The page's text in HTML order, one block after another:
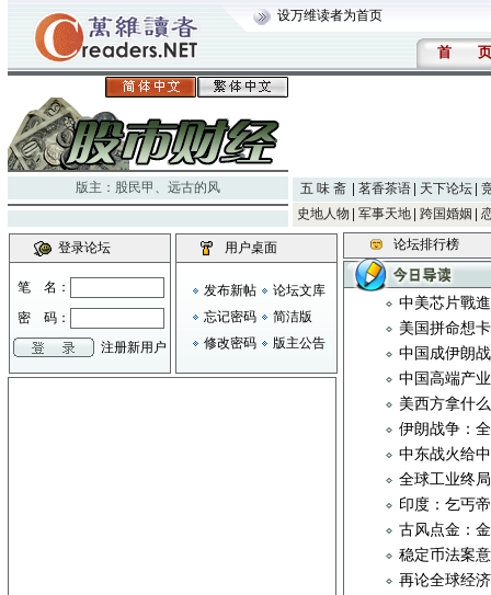
设万维读者为首页
首 页
版主： 股民甲 、 远古的风 五 味 斋 茗香茶语 天下论坛
史地人物
军事天地 跨国婚姻
登录论坛
笔 名：
密 码：
注册新用户
用户桌面
发布新帖
论坛文库
忘记密码
简洁版
修改密码
版主公告
论坛排行榜
中美芯片戰
美国拼命想
中国成伊朗
中国高端产
美西方拿什
伊朗战争：
中东战火给
全球工业终
印度：乞丐
古风点金：
稳定币法案
再论全球经